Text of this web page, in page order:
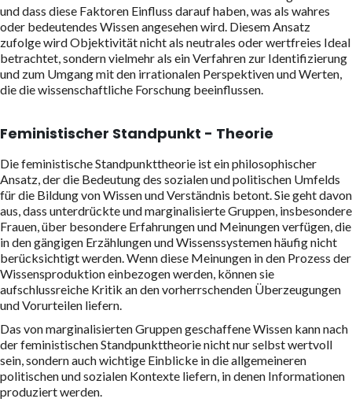
und dass diese Faktoren Einfluss darauf haben, was als wahres
oder bedeutendes Wissen angesehen wird. Diesem Ansatz
zufolge wird Objektivität nicht als neutrales oder wertfreies Ideal
betrachtet, sondern vielmehr als ein Verfahren zur Identifizierung
und zum Umgang mit den irrationalen Perspektiven und Werten,
die die wissenschaftliche Forschung beeinflussen.
Feministischer Standpunkt - Theorie
Die feministische Standpunkttheorie ist ein philosophischer
Ansatz, der die Bedeutung des sozialen und politischen Umfelds
für die Bildung von Wissen und Verständnis betont. Sie geht davon
aus, dass unterdrückte und marginalisierte Gruppen, insbesondere
Frauen, über besondere Erfahrungen und Meinungen verfügen, die
in den gängigen Erzählungen und Wissenssystemen häufig nicht
berücksichtigt werden. Wenn diese Meinungen in den Prozess der
Wissensproduktion einbezogen werden, können sie
aufschlussreiche Kritik an den vorherrschenden Überzeugungen
und Vorurteilen liefern.
Das von marginalisierten Gruppen geschaffene Wissen kann nach
der feministischen Standpunkttheorie nicht nur selbst wertvoll
sein, sondern auch wichtige Einblicke in die allgemeineren
politischen und sozialen Kontexte liefern, in denen Informationen
produziert werden.